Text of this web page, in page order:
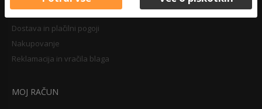
Dostava in plačilni pogoji
Nakupovanje
Reklamacija in vračila blaga
MOJ RAČUN